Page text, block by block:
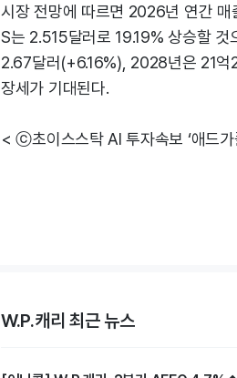
시장 전망에 따르면 2026년 연간
S는 2.515달러로 19.19% 상승할
2.67달러(+6.16%), 2028년은 21
장세가 기대된다.
< ⓒ초이스스탁 AI 투자속보 ‘애드
W.P.캐리 최근 뉴스